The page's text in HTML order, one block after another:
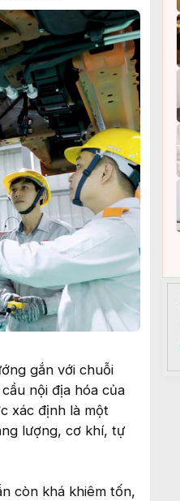
gắn với chuỗi
nội địa hóa của
xác định là một
lượng, cơ khí, tự
còn khá khiêm tốn,